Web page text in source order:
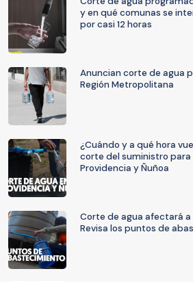
y en qué comunas se
por casi 12 horas
Anuncian corte de agua
Región Metropolitana
¿Cuándo y a qué hora
corte del suministro
Providencia y Ñuñoa
Corte de agua afectará a
Revisa los puntos de